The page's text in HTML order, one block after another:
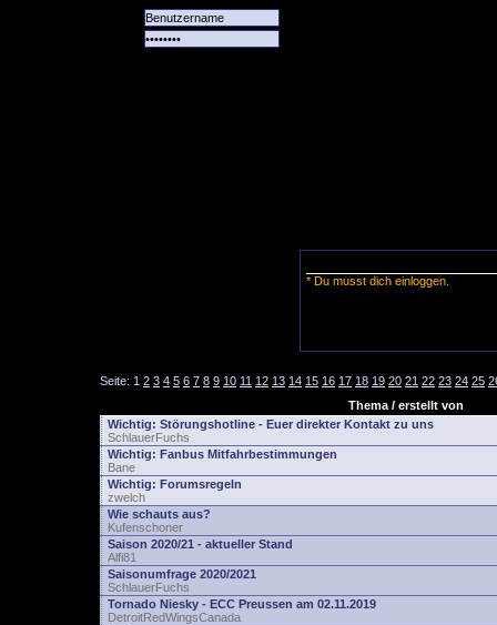
* Du musst dich einloggen.
Seite: 1 2 3 4 5 6 7 8 9 10 11 12 13 14 15 16 17 18 19 20 21 22 23 24 25
Thema / erstellt von
Wichtig: Störungshotline - Euer direkter Kontakt zu uns
SchlauerFuchs
Wichtig: Fanbus Mitfahrbestimmungen
Bane
Wichtig: Forumsregeln
zwelch
Wie schauts aus?
Kufenschoner
Saison 2020/21 - aktueller Stand
Alfi81
Saisonumfrage 2020/2021
SchlauerFuchs
Tornado Niesky - ECC Preussen am 02.11.2019
DetroitRedWingsCanada